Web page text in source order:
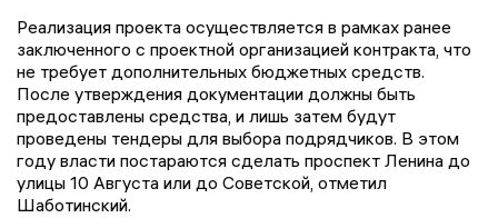
Реализация проекта осуществляется в рамках ранее
заключенного с проектной организацией контракта, что
не требует дополнительных бюджетных средств.
После утверждения документации должны быть
предоставлены средства, и лишь затем будут
проведены тендеры для выбора подрядчиков. В этом
году власти постараются сделать проспект Ленина до
улицы 10 Августа или до Советской, отметил
Шаботинский.